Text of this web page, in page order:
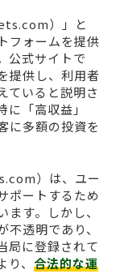
）」と
フォームを提供
公式サイトで
提供し、利用者
ていると説明さ
「高収益」
に多額の投資を
）は、ユー
ポートするため
す。しかし、
透明であり、
局に登録されて
、 合法的な運